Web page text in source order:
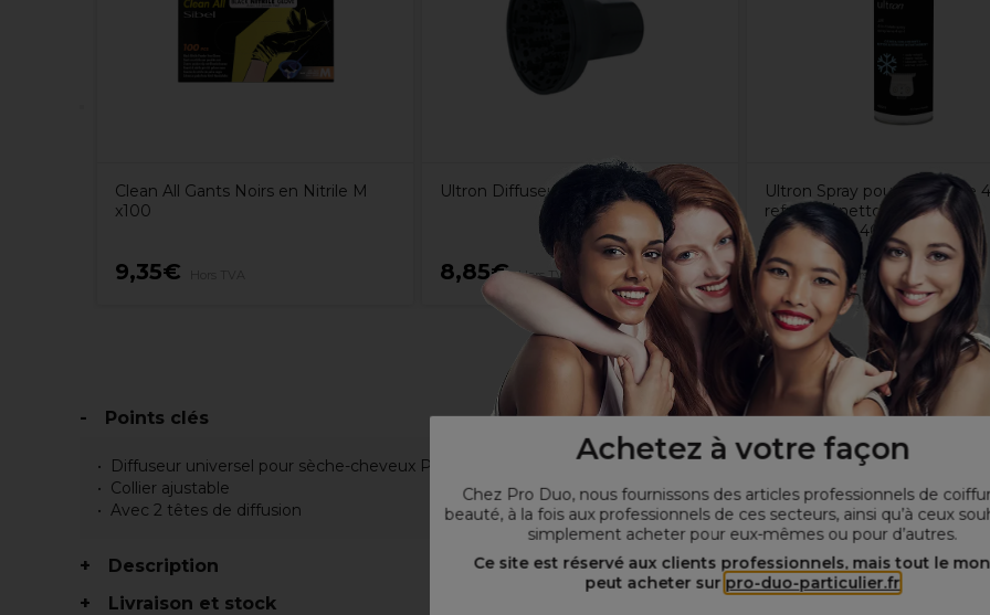
Achetez à votre façon
Chez Pro Duo, nous fournissons des articles professionnels de
beauté, à la fois aux professionnels de ces secteurs, ainsi qu’à ceux
simplement acheter pour eux-mêmes ou pour d’autres.
Ce site est réservé aux clients professionnels, mais tout le
peut acheter sur pro-duo-particulier.fr
Clean All Gants Noirs en Nitrile M
x100
9,35€
Ultron Diffuseur Classic Noir
8,85€ Hors TVA
Ultron Spray pour tondeuse
refroidit / nettoie / lubrifie /
antirouillem 400ml
7,90€ Hors TVA
Points clés
Diffuseur universel pour sèche-cheveux Proxelli
Collier ajustable
Avec 2 têtes de diffusion
Description
Livraison et stock